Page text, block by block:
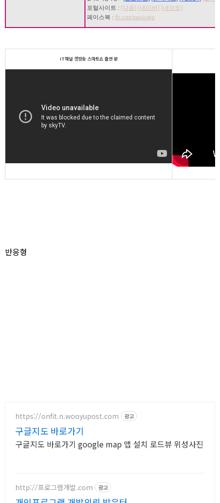
포털사이트 : [다음] [네이버] [네이트]
페이스북 : fb.com/musicapp
IT채널 생방송 스마트쇼 출연 분
반응형
https://onfit.n.wooyupost.com 광고
구글지도 바로가기
구글지도 바로가기 google map 앱 설치 로드뷰 위성사진
http://프로그램개발.com 광고